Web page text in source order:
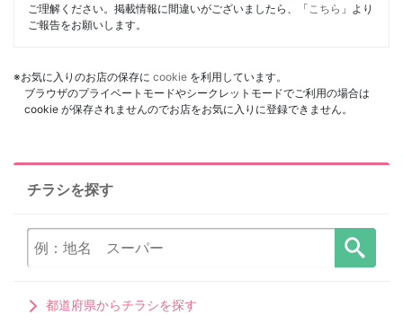
ご理解ください。掲載情報に間違いがございましたら、「 こちら 」より
ご報告をお願いします。
※お気に入りのお店の保存に cookie を利用しています。
ブラウザのプライベートモードやシークレットモードでご利用の場合は
cookie が保存されませんのでお店をお気に入りに登録できません。
チラシを探す
都道府県からチラシを探す